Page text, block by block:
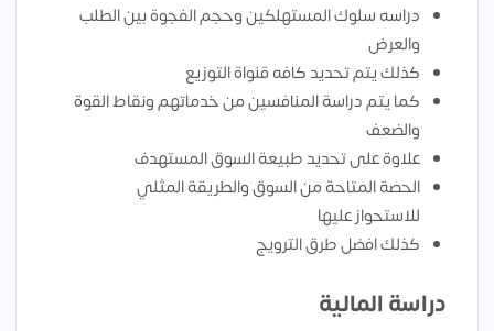
دراسه سلوك المستهلكين وحجم الفجوة بين الطلب
والعرض
كذلك يتم تحديد كافه قنواة التوزيع
كما يتم دراسة المنافسين من خدماتهم ونقاط القوة
والضعف
علاوة على تحديد طبيعة السوق المستهدف
الحصة المتاحة من السوق والطريقة المثلي
للاستحواز عليها
كذلك افضل طرق الترويج
دراسة المالية